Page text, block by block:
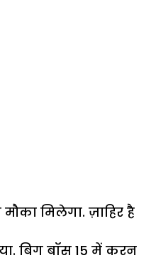
मिलेगा. ज़ाहिर है
बिग बॉस 15 में करन